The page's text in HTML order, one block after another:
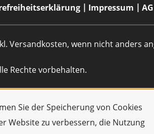
Sie der Speicherung von Cookies
Website zu verbessern, die Nutzung
Impressum
Versandkosten, wenn nicht anders
Rechte vorbehalten.